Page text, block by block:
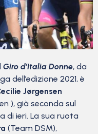
Giro d’Italia Donne, da
dell’edizione 2021, è
Jørgensen
), già seconda sul
di ieri. La sua ruota
(Team DSM),